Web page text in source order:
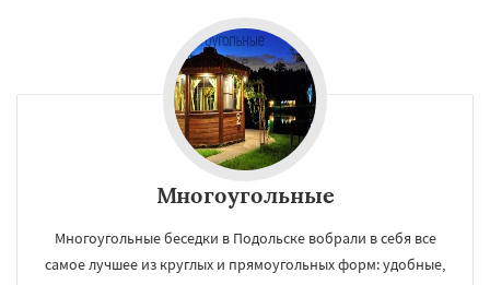
Многоугольные
Многоугольные беседки в Подольске вобрали в себя все
самое лучшее из круглых и прямоугольных форм: удобные,